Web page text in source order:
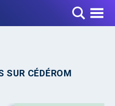
Toggle Menu
CÉDÉROM